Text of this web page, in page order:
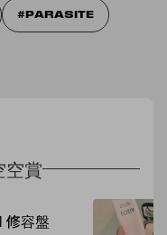
PARASITE
空賞
修容盤